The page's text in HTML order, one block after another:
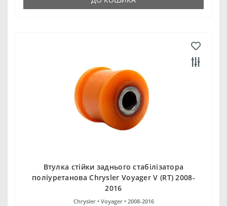
Втулка стійки заднього стабілізатора
поліуретанова Chrysler Voyager V (RT) 2008-
2016
Chrysler • Voyager • 2008-2016